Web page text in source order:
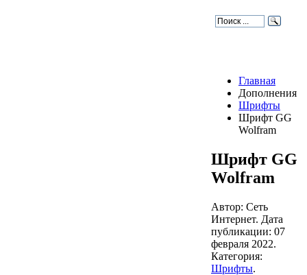
Главная
Дополнения
Шрифты
Шрифт GG
Wolfram
Шрифт GG
Wolfram
Автор: Сеть
Интернет. Дата
публикации: 07
февраля 2022.
Категория:
Шрифты.